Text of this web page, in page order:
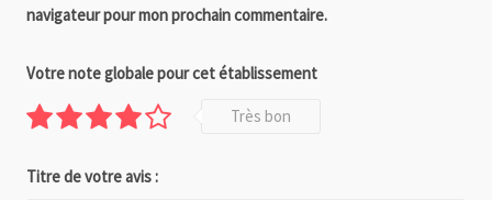
navigateur pour mon prochain commentaire.
Votre note globale pour cet établissement
Très bon
Titre de votre avis :